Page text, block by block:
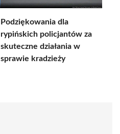
Podziękowania dla
rypińskich policjantów za
skuteczne działania w
sprawie kradzieży